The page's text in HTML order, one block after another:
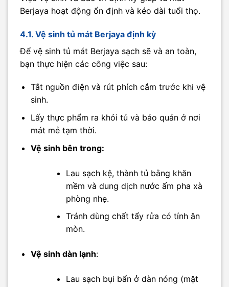
Berjaya hoạt động ổn định và kéo dài tuổi thọ.
4.1. Vệ sinh tủ mát Berjaya định kỳ
Để vệ sinh tủ mát Berjaya sạch sẽ và an toàn,
bạn thực hiện các công việc sau:
Tắt nguồn điện và rút phích cắm trước khi vệ
sinh.
Lấy thực phẩm ra khỏi tủ và bảo quản ở nơi
mát mẻ tạm thời.
Vệ sinh bên trong:
Lau sạch kệ, thành tủ bằng khăn
mềm và dung dịch nước ấm pha xà
phòng nhẹ.
Tránh dùng chất tẩy rửa có tính ăn
mòn.
Vệ sinh dàn lạnh:
Lau sạch bụi bẩn ở dàn nóng (mặt